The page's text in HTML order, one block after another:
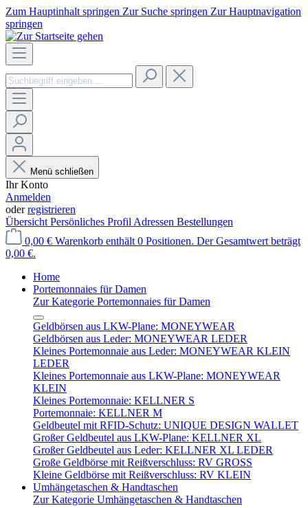
Zum Hauptinhalt springen Zur Suche springen Zur Hauptnavigation
springen
Menü schließen
Ihr Konto
Anmelden
oderregistrieren
Übersicht Persönliches Profil Adressen Bestellungen
0,00 € Warenkorb enthält 0 Positionen. Der Gesamtwert beträgt
0,00 €.
Home
Portemonnaies für Damen
Zur Kategorie Portemonnaies für Damen
Geldbörsen aus LKW-Plane: MONEYWEAR
Geldbörsen aus Leder: MONEYWEAR LEDER
Kleines Portemonnaie aus Leder: MONEYWEAR KLEIN
LEDER
Kleines Portemonnaie aus LKW-Plane: MONEYWEAR
KLEIN
Kleines Portemonnaie: KELLNER S
Portemonnaie: KELLNER M
Geldbeutel mit RFID-Schutz: UNIQUE DESIGN WALLET
Großer Geldbeutel aus LKW-Plane: KELLNER XL
Großer Geldbeutel aus Leder: KELLNER XL LEDER
Große Geldbörse mit Reißverschluss: RV GROSS
Kleine Geldbörse mit Reißverschluss: RV KLEIN
Umhängetaschen & Handtaschen
Zur Kategorie Umhängetaschen & Handtaschen